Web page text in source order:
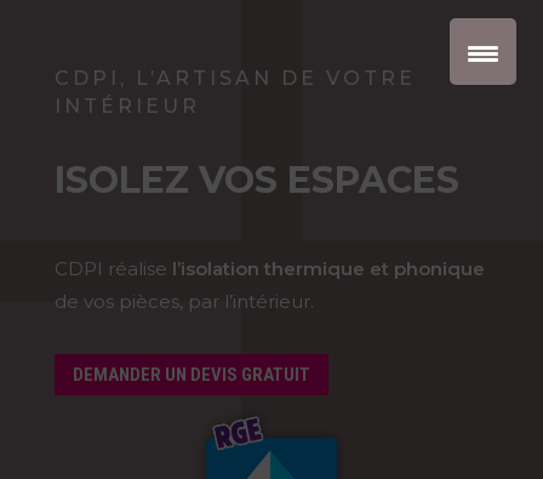
CDPI, L’ARTISAN DE VOTRE
INTÉRIEUR
ISOLEZ VOS ESPACES
CDPI réalise l’isolation thermique et phonique
de vos pièces, par l’intérieur.
DEMANDER UN DEVIS GRATUIT